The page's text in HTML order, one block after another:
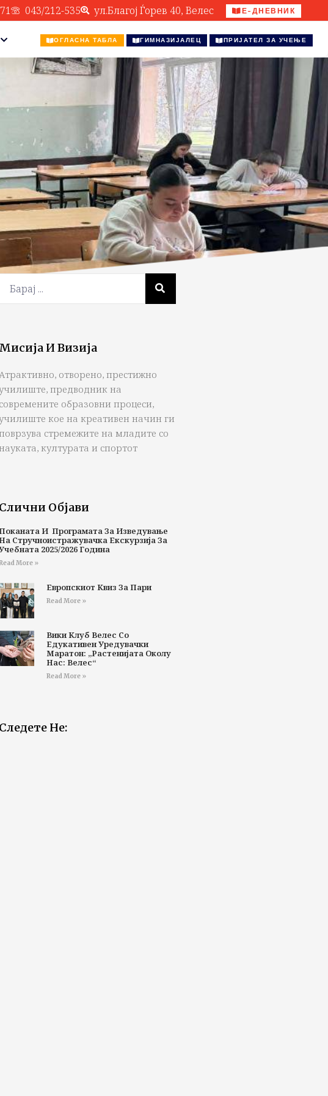
043/212-535 ул.Благој Ѓорев 40, Велес Е-ДНЕВНИК
ОГЛАСНА ТАБЛА ГИМНАЗИЈАЛЕЦ ПРИЈАТЕЛ ЗА УЧЕЊЕ
Мисија И Визија
Атрактивно, отворено, престижно
предводник на
современите образовни процеси,
кое на креативен начин ги
стремежите на младите со
културата и спортот
Слични Објави
И Програмата За Изведување
Стручноистражувачка Екскурзија За
2025/2026 Година
More »
Европскиот Квиз За Пари
Read More »
Вики Клуб Велес Со
Едукативен Уредувачки
Маратон: „Растенијата Околу
Нас: Велес“
Read More »
Следете Не: